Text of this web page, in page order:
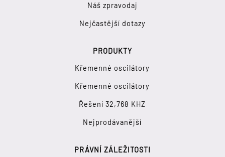
Náš zpravodaj
Nejčastější dotazy
PRODUKTY
Křemenné oscilátory
Křemenné oscilátory
Řešení 32,768 KHZ
Nejprodávanější
PRÁVNÍ ZÁLEŽITOSTI